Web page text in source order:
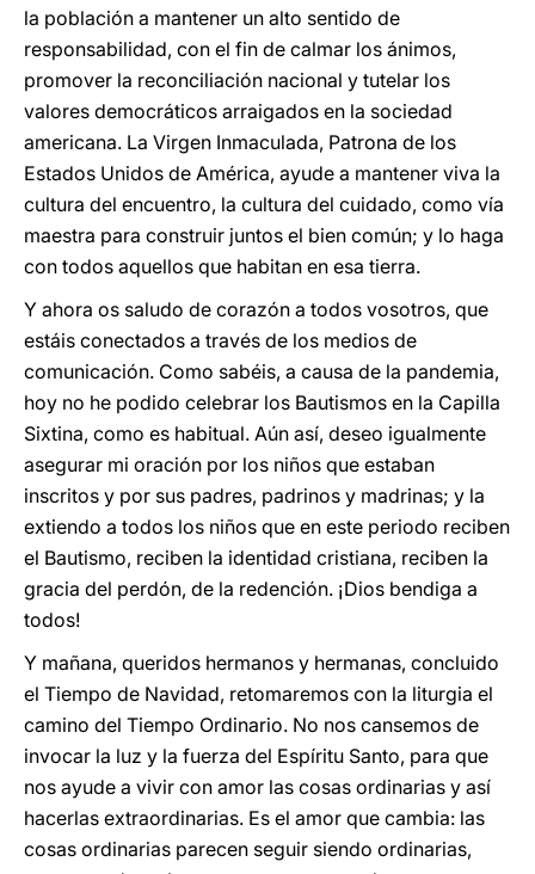
la población a mantener un alto sentido de
responsabilidad, con el fin de calmar los ánimos,
promover la reconciliación nacional y tutelar los
valores democráticos arraigados en la sociedad
americana. La Virgen Inmaculada, Patrona de los
Estados Unidos de América, ayude a mantener viva la
cultura del encuentro, la cultura del cuidado, como vía
maestra para construir juntos el bien común; y lo haga
con todos aquellos que habitan en esa tierra.
Y ahora os saludo de corazón a todos vosotros, que
estáis conectados a través de los medios de
comunicación. Como sabéis, a causa de la pandemia,
hoy no he podido celebrar los Bautismos en la Capilla
Sixtina, como es habitual. Aún así, deseo igualmente
asegurar mi oración por los niños que estaban
inscritos y por sus padres, padrinos y madrinas; y la
extiendo a todos los niños que en este periodo reciben
el Bautismo, reciben la identidad cristiana, reciben la
gracia del perdón, de la redención. ¡Dios bendiga a
todos!
Y mañana, queridos hermanos y hermanas, concluido
el Tiempo de Navidad, retomaremos con la liturgia el
camino del Tiempo Ordinario. No nos cansemos de
invocar la luz y la fuerza del Espíritu Santo, para que
nos ayude a vivir con amor las cosas ordinarias y así
hacerlas extraordinarias. Es el amor que cambia: las
cosas ordinarias parecen seguir siendo ordinarias,